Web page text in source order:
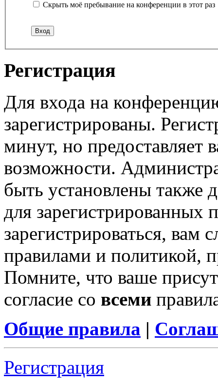
Скрыть моё пребывание на конференции в этот раз
Регистрация
Для входа на
зарегистрированы.
минут, но предоставляет
возможности.
быть установлены также
для зарегистрированных
зарегистрироваться, вам
правилами и политикой,
Помните, что ваше
согласие со всеми
Общие правила |
Регистрация